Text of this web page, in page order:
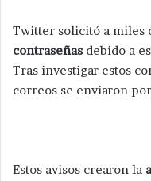
Twitter solicitó a miles
contraseñas debido a
Tras investigar estos
correos se enviaron
Estos avisos crearon la